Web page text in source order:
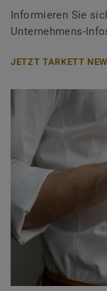
Informieren Sie
Unternehmens-
JETZT TARKETT